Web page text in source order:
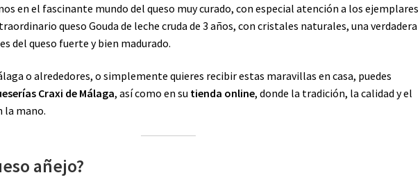
en el fascinante mundo del queso muy curado, con especial atención a los
queso Gouda de leche cruda de 3 años, con cristales naturales, una verdadera
del queso fuerte y bien madurado.
o alrededores, o simplemente quieres recibir estas maravillas en casa, puedes
Craxi de Málaga, así como en su tienda online, donde la tradición, la calidad y el
la mano.
añejo?